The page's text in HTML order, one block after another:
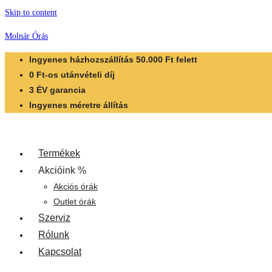
Skip to content
Molnár Órás
Ingyenes házhozszállítás 50.000 Ft felett
0 Ft-os utánvételi díj
3 ÉV garancia
Ingyenes méretre állítás
Termékek
Akcióink %
Akciós órák
Outlet órák
Szerviz
Rólunk
Kapcsolat